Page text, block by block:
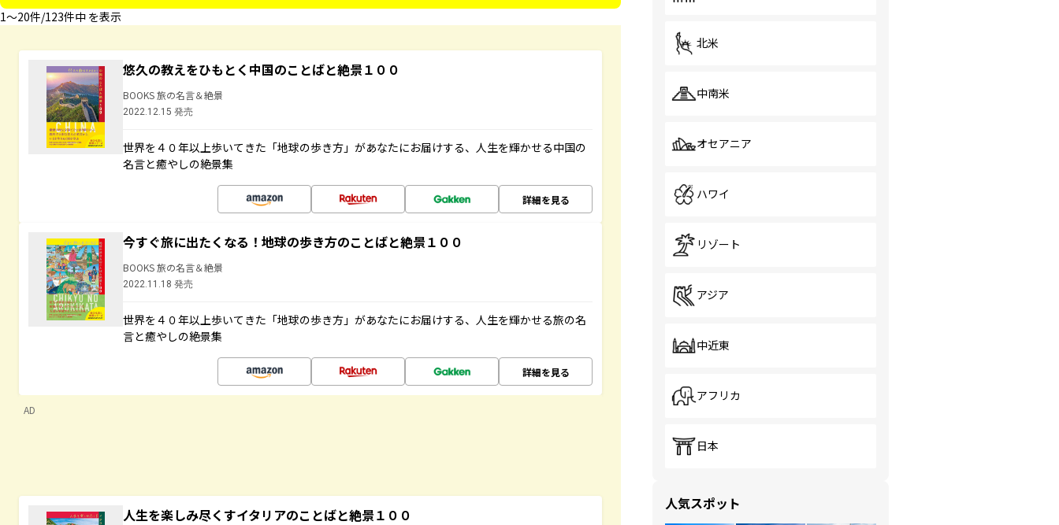
1〜20件/123件中 を表示
悠久の教えをひもとく中国のことばと絶景１００
BOOKS 旅の名言＆絶景
2022.12.15 発売
世界を４０年以上歩いてきた「地球の歩き方」があなたにお届けする、人生を輝かせる中国の
名言と癒やしの絶景集
詳細を見る
今すぐ旅に出たくなる！地球の歩き方のことばと絶景１００
BOOKS 旅の名言＆絶景
2022.11.18 発売
世界を４０年以上歩いてきた「地球の歩き方」があなたにお届けする、人生を輝かせる旅の名
言と癒やしの絶景集
詳細を見る
AD
人生を楽しみ尽くすイタリアのことばと絶景１００
北米
中南米
オセアニア
ハワイ
リゾート
アジア
中近東
アフリカ
日本
人気スポット